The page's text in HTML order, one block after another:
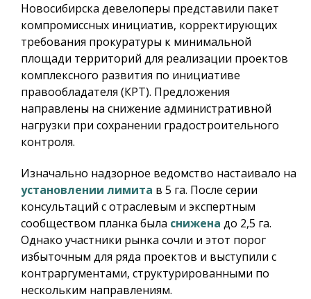
Новосибирска девелоперы представили пакет
компромиссных инициатив, корректирующих
требования прокуратуры к минимальной
площади территорий для реализации проектов
комплексного развития по инициативе
правообладателя (КРТ). Предложения
направлены на снижение административной
нагрузки при сохранении градостроительного
контроля.
Изначально надзорное ведомство настаивало на
установлении лимита в 5 га. После серии
консультаций с отраслевым и экспертным
сообществом планка была снижена до 2,5 га.
Однако участники рынка сочли и этот порог
избыточным для ряда проектов и выступили с
контраргументами, структурированными по
нескольким направлениям.